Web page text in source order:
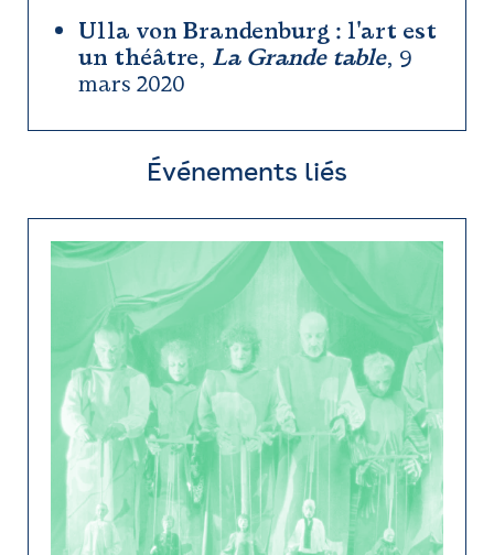
Ulla von Brandenburg : l'art est
un théâtre, La Grande table, 9
mars 2020
Événements liés